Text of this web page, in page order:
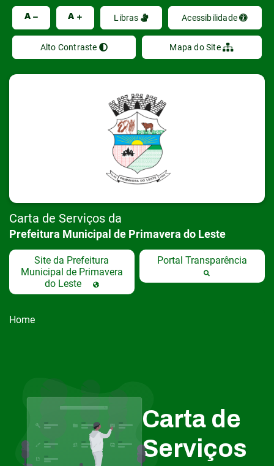
A A Libras Acessibilidade
Alto Contraste Mapa do Site
Carta de Serviços da
Prefeitura Municipal de Primavera do Leste
Site da Prefeitura
Municipal de Primavera
do Leste
Portal Transparência
Home
Carta de
Serviços